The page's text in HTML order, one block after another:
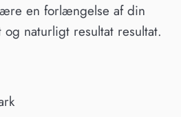
en forlængelse af din
naturligt resultat resultat.